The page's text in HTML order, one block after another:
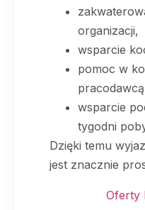
organizacji,
wsparcie
pomoc w
wsparcie
tygodni
Dzięki temu
jest znacznie
Oferty